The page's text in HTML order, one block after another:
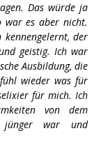
Das würde ja
war es aber nicht.
der
geistig. Ich war
Ausbildung, die
wieder was für
für mich. Ich
von dem
jünger war und